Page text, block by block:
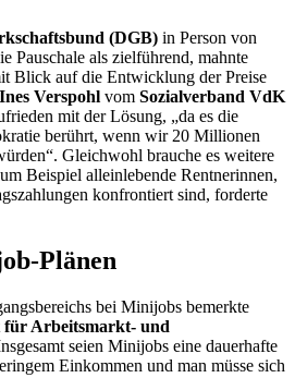
(DGB) in Person von
Pauschale als zielführend, mahnte
Blick auf die Entwicklung der Preise
Ines Verspohl vom Sozialverband VdK
mit der Lösung, „da es die
berührt, wenn wir 20 Millionen
Gleichwohl brauche es weitere
Beispiel alleinlebende Rentnerinnen,
konfrontiert sind, forderte
Plänen
bei Minijobs bemerkte
Arbeitsmarkt- und
seien Minijobs eine dauerhafte
Einkommen und man müsse sich